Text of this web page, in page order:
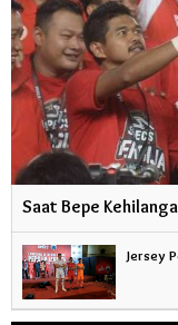
Saat Bepe
Jersey